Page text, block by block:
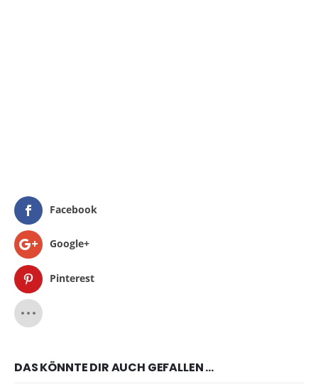
Facebook
Google+
Pinterest
DAS KÖNNTE DIR AUCH GEFALLEN …